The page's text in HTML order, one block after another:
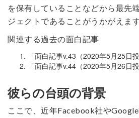
を保有していることなどから最先
ジェクトであることがうかがえます
関連する過去の面白記事
「面白記事v.43（2020年5月25日
「面白記事v.44（2020年5月26日
彼らの台頭の背景
ここで、近年Facebook社や